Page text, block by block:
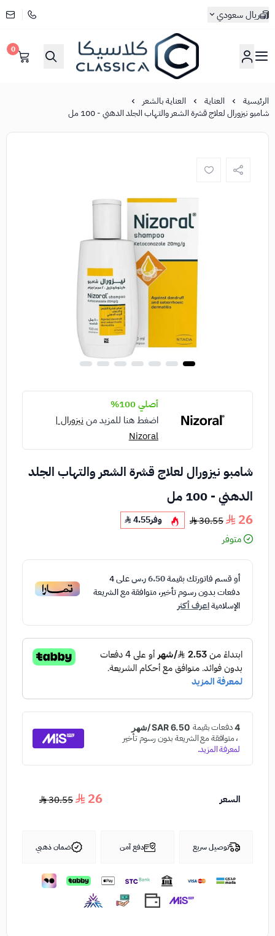
ريال سعودي
كلاسيكا
0
الرئيسية العناية
العناية بالشعر
شامبو نيزورال لعلاج قشرة الشعر والتهاب الجلد الدهني - 100 مل
أصلي 100%
اضغط هنا للمزيد من نيزورال |
Nizoral
شامبو نيزورال لعلاج قشرة الشعر والتهاب الجلد
الدهني - 100 مل
26
30.55 وفر4.55
متوفر
أو قسم فاتورتك بقيمة6.50 ر.س على4
دفعات بدون رسوم تأخير، متوافقة مع الشريعة
الإسلاميةاعرف أكثر
السعر 26
30.55
توصيل سريع دفع آمن ضمان ذهبي